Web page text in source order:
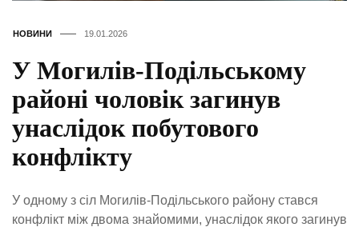
НОВИНИ 19.01.2026
У Могилів-Подільському
районі чоловік загинув
унаслідок побутового
конфлікту
У одному з сіл Могилів-Подільського району стався
конфлікт між двома знайомими, унаслідок якого загинув